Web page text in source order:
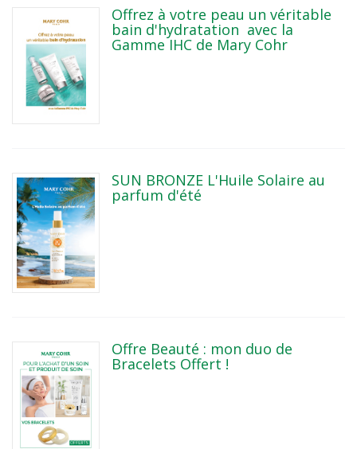
Offrez à votre peau un véritable
bain d'hydratation avec la
Gamme IHC de Mary Cohr
SUN BRONZE L'Huile Solaire au
parfum d'été
Offre Beauté : mon duo de
Bracelets Offert !